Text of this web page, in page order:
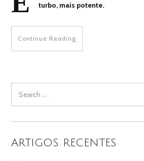
turbo, mais potente.
Continue Reading
for:
ARTIGOS RECENTES